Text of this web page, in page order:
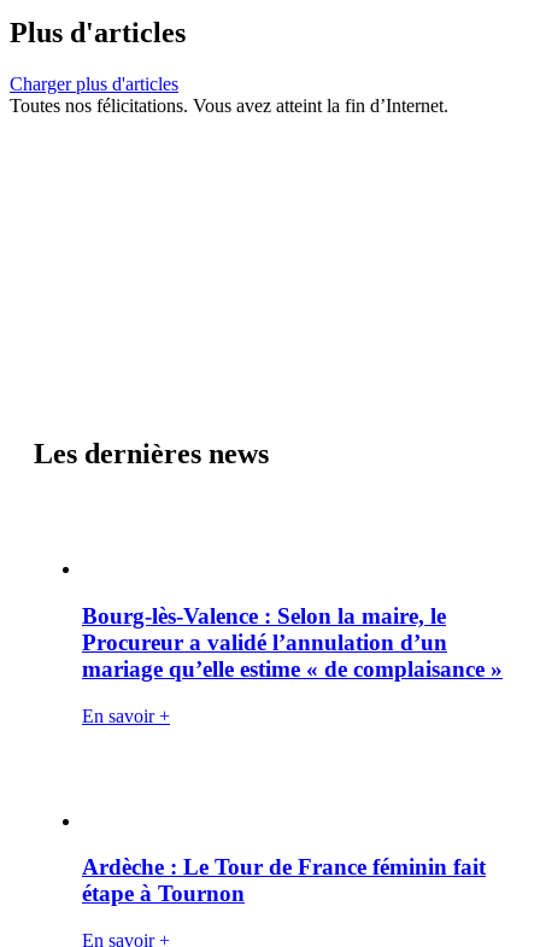
Plus d'articles
Charger plus d'articles
Toutes nos félicitations. Vous avez atteint la fin d’Internet.
Les dernières news
Bourg-lès-Valence : Selon la maire, le
Procureur a validé l’annulation d’un
mariage qu’elle estime « de complaisance »
En savoir +
Ardèche : Le Tour de France féminin fait
étape à Tournon
En savoir +